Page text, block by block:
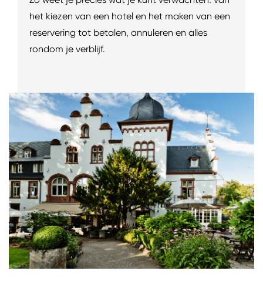
het kiezen van een hotel en het maken van een
reservering tot betalen, annuleren en alles
rondom je verblijf.